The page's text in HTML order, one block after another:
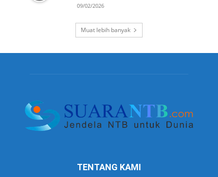
09/02/2026
Muat lebih banyak
TENTANG KAMI